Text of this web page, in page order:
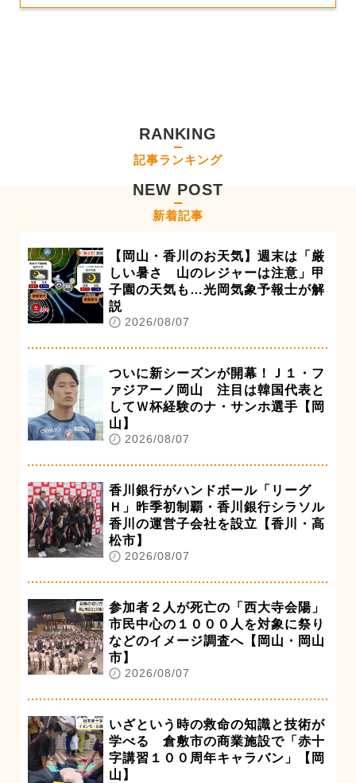
RANKING
記事ランキング
NEW POST
新着記事
【岡山・香川のお天気】週末は「厳
しい暑さ 山のレジャーは注意」甲
子園の天気も…光岡気象予報士が解
説
2026/08/07
ついに新シーズンが開幕！Ｊ１・フ
ァジアーノ岡山 注目は韓国代表と
してＷ杯経験のナ・サンホ選手【岡
山】
2026/08/07
香川銀行がハンドボール「リーグ
Ｈ」昨季初制覇・香川銀行シラソル
香川の運営子会社を設立【香川・高
松市】
2026/08/07
参加者２人が死亡の「西大寺会陽」
市民中心の１０００人を対象に祭り
などのイメージ調査へ【岡山・岡山
市】
2026/08/07
いざという時の救命の知識と技術が
学べる 倉敷市の商業施設で「赤十
字講習１００周年キャラバン」【岡
山】